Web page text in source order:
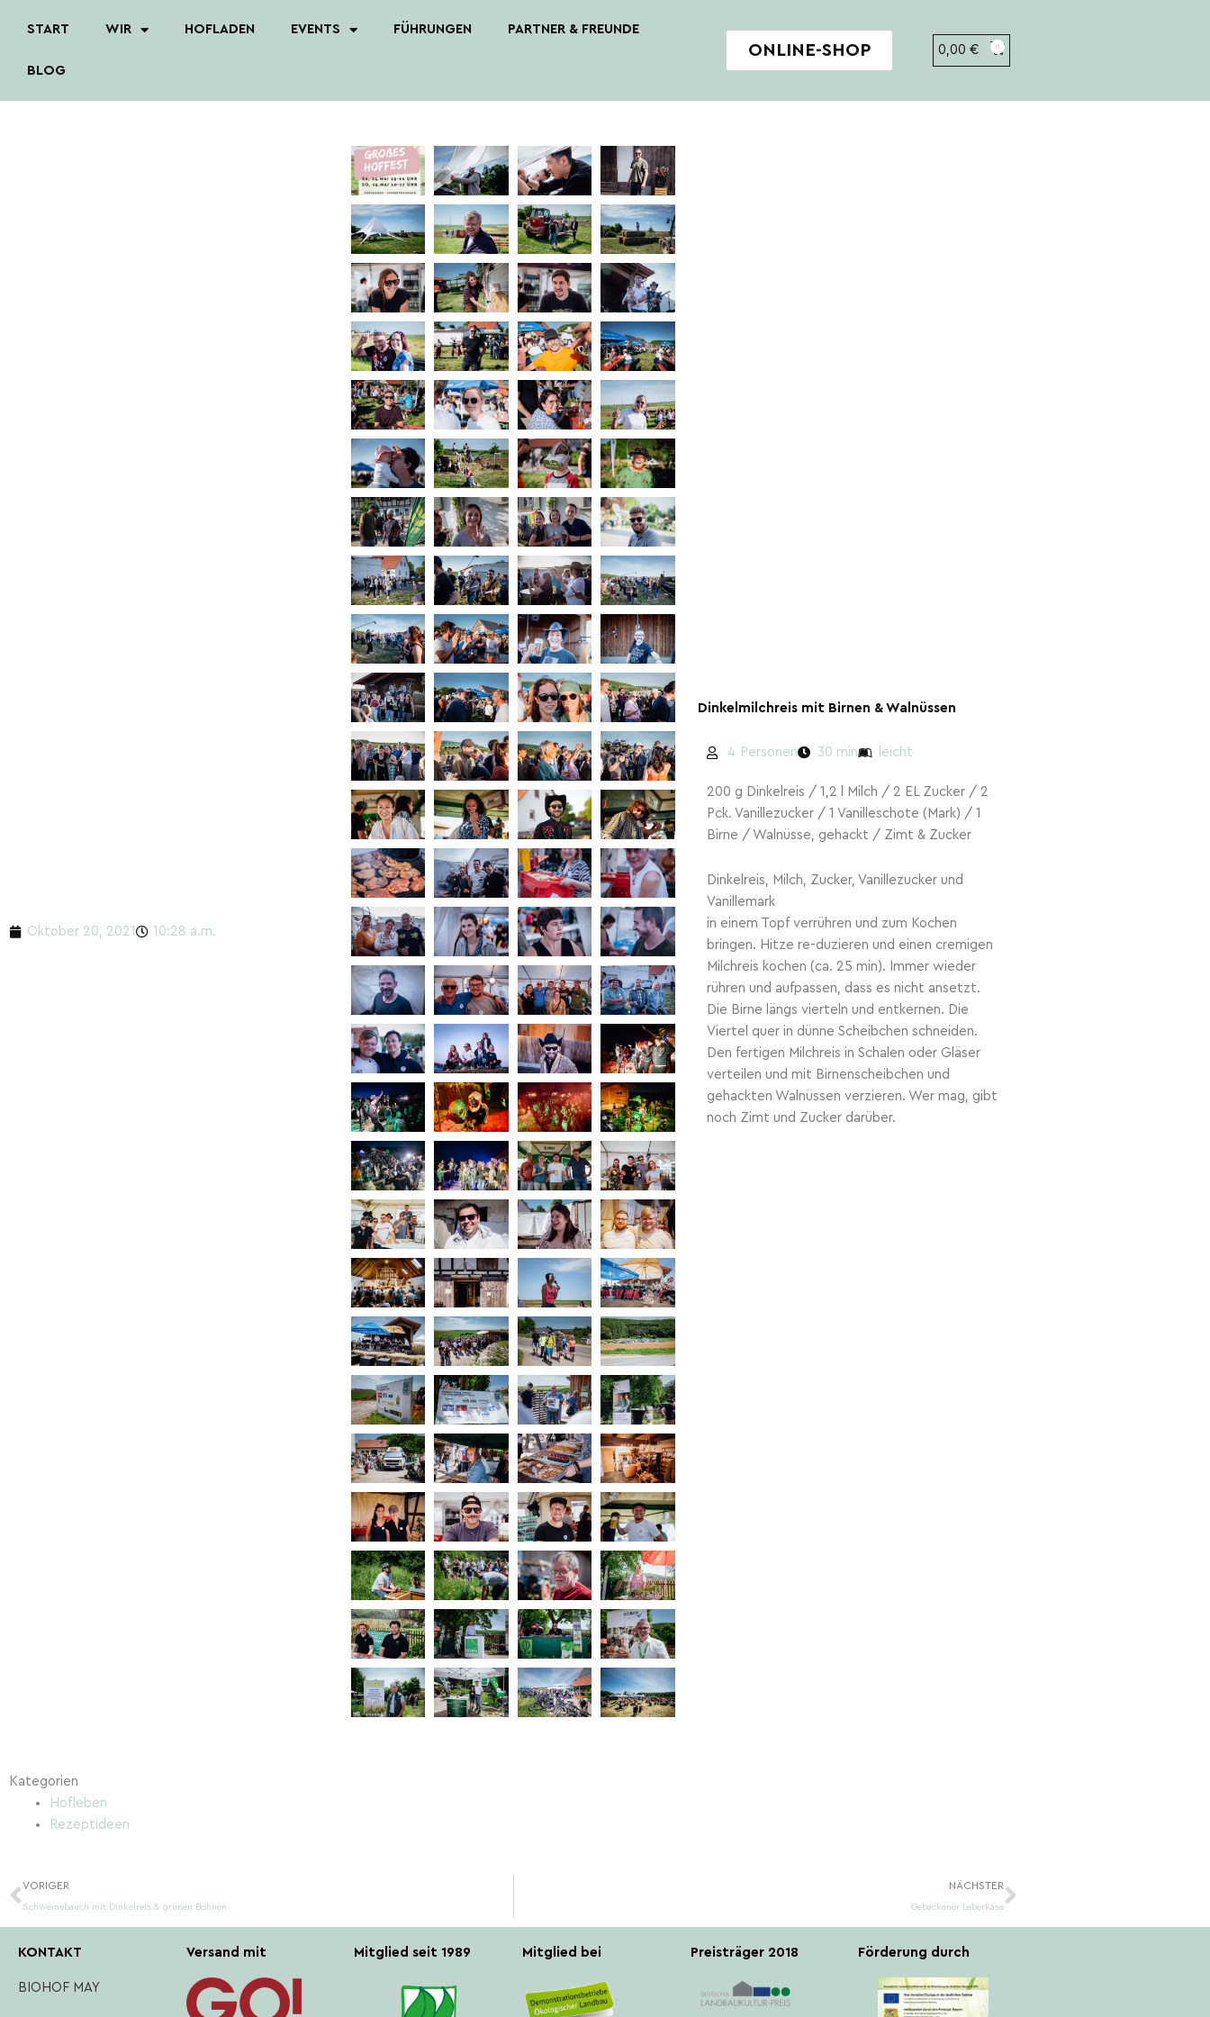
InhaltSTART WIR HOFLADEN EVENTS FÜHRUNGEN PARTNER & FREUNDE
BLOG
ONLINE-SHOP 0,00€ 0
Oktober 20, 2021 10:28 a.m.
Dinkelmilchreis mit Birnen & Walnüssen
4 Personen 30 min leicht
200 g Dinkelreis / 1,2 l Milch / 2 EL Zucker / 2
Pck. Vanillezucker / 1 Vanilleschote (Mark) / 1
Birne / Walnüsse, gehackt / Zimt & Zucker
Dinkelreis, Milch, Zucker, Vanillezucker und
Vanillemark
in einem Topf verrühren und zum Kochen
bringen. Hitze re-duzieren und einen cremigen
Milchreis kochen (ca. 25 min). Immer wieder
rühren und aufpassen, dass es nicht ansetzt.
Die Birne längs vierteln und entkernen. Die
Viertel quer in dünne Scheibchen schneiden.
Den fertigen Milchreis in Schalen oder Gläser
verteilen und mit Birnenscheibchen und
gehackten Walnüssen verzieren. Wer mag, gibt
noch Zimt und Zucker darüber.
Kategorien
Hofleben
Rezeptideen
Zurück
VORIGER
Schweinebauch mit Dinkelreis & grünen Bohnen
NÄCHSTER
Gebackener Leberkäse
Nächster
KONTAKT
BIOHOF MAY
Versand mit Mitglied seit 1989 Mitglied bei Preisträger 2018 Förderung durch